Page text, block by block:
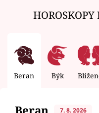
Beran Býk
7. 8. 2026